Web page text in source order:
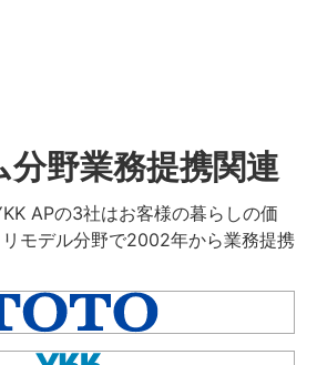
分野業務提携関連
APの3社はお客様の暮らしの価
モデル分野で2002年から業務提携